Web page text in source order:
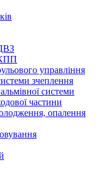
управління
зчеплення
системи
частини
опалення